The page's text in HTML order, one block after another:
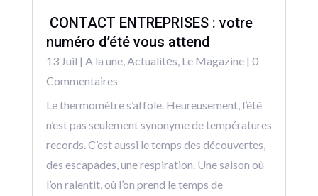
CONTACT ENTREPRISES : votre
numéro d’été vous attend
13 Juil | A la une, Actualitēs Le Magazine| 0
Commentaires
Le thermomètre s’affole. Heureusement, l’été
n’est pas seulement synonyme de températures
records. C’est aussi le temps des découvertes,
des escapades, une respiration. Une saison où
l’on ralentit, où l’on prend le temps de